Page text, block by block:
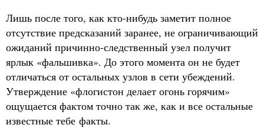
Лишь после того, как кто-нибудь заметит полное
отсутствие предсказаний заранее, не ограничивающий
ожиданий причинно-следственный узел получит
ярлык «фальшивка». До этого момента он не будет
отличаться от остальных узлов в сети убеждений.
Утверждение «флогистон делает огонь горячим»
ощущается фактом точно так же, как и все остальные
известные тебе факты.